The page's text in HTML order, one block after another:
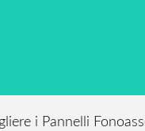
i Pannelli